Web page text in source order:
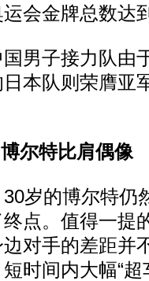
会金牌总数达
子接力队由
本队则荣膺亚
尔特比肩偶像
的博尔特仍
点。值得一提
对手的差距并
时间内大幅“超